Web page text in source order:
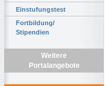
Einstufungstest
Fortbildung/
Stipendien
Weitere
Portalangebote